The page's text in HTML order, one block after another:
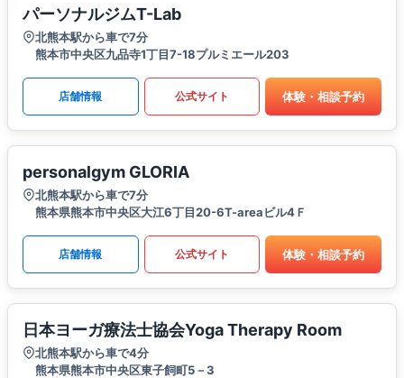
パーソナルジムT-Lab
北熊本駅から車で7分
熊本市中央区九品寺1丁目7-18プルミエール203
店舗情報 公式サイト 体験・相談予約
personalgym GLORIA
北熊本駅から車で7分
熊本県熊本市中央区大江6丁目20-6T-areaビル4Ｆ
店舗情報 公式サイト 体験・相談予約
日本ヨーガ療法士協会Yoga Therapy Room
北熊本駅から車で4分
熊本県熊本市中央区東子飼町5－3